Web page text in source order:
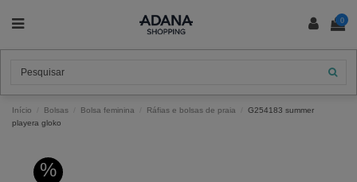
0
Início Bolsas Bolsa feminina Ráfias e bolsas de praia
G254183 summer
playera gloko
%